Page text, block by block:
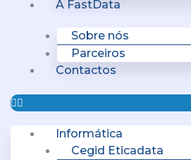
A FastData
Sobre nós
Parceiros
Contactos
Informática
Cegid Eticadata